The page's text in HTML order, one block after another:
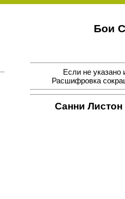
Бои
Если не указано
Расшифровка
Санни